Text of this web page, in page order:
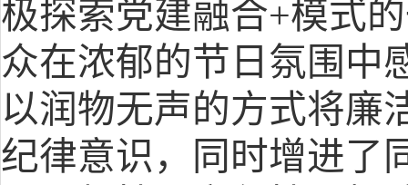
极探索党建融合+模式
众在浓郁的节日氛围中
以润物无声的方式将廉
纪律意识，同时增进了